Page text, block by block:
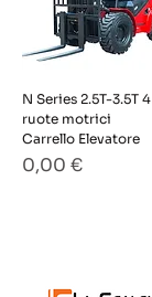
N Series 2.5T-3.5T 4
ruote motrici
Carrello Elevatore
Prezzo
0,00 €